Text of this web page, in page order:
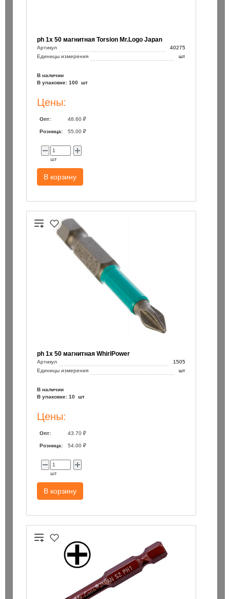
ph 1х 50 магнитная Torsion Mr.Logo Japan
Артикул
40275
Единицы измерения
шт
В наличии
В упаковке: 100 шт
Цены:
Опт: 48.60 ₽
Розница: 55.00 ₽
шт
В корзину
ph 1х 50 магнитная WhirlPower
Артикул
1505
Единицы измерения
шт
В наличии
В упаковке: 10 шт
Цены:
Опт: 43.70 ₽
Розница: 54.00 ₽
шт
В корзину